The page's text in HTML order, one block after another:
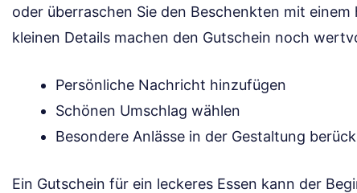
oder überraschen Sie den Beschenkten mit
kleinen Details machen den Gutschein noch
Persönliche Nachricht hinzufügen
Schönen Umschlag wählen
Besondere Anlässe in der Gestaltung
Ein Gutschein für ein leckeres Essen kann der